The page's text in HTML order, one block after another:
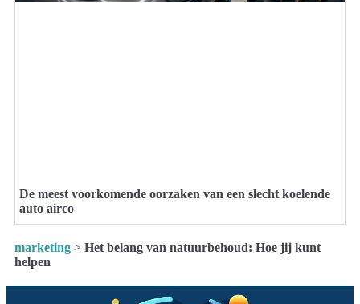
De meest voorkomende oorzaken van een slecht koelende
auto airco
marketing > Het belang van natuurbehoud: Hoe jij kunt
helpen